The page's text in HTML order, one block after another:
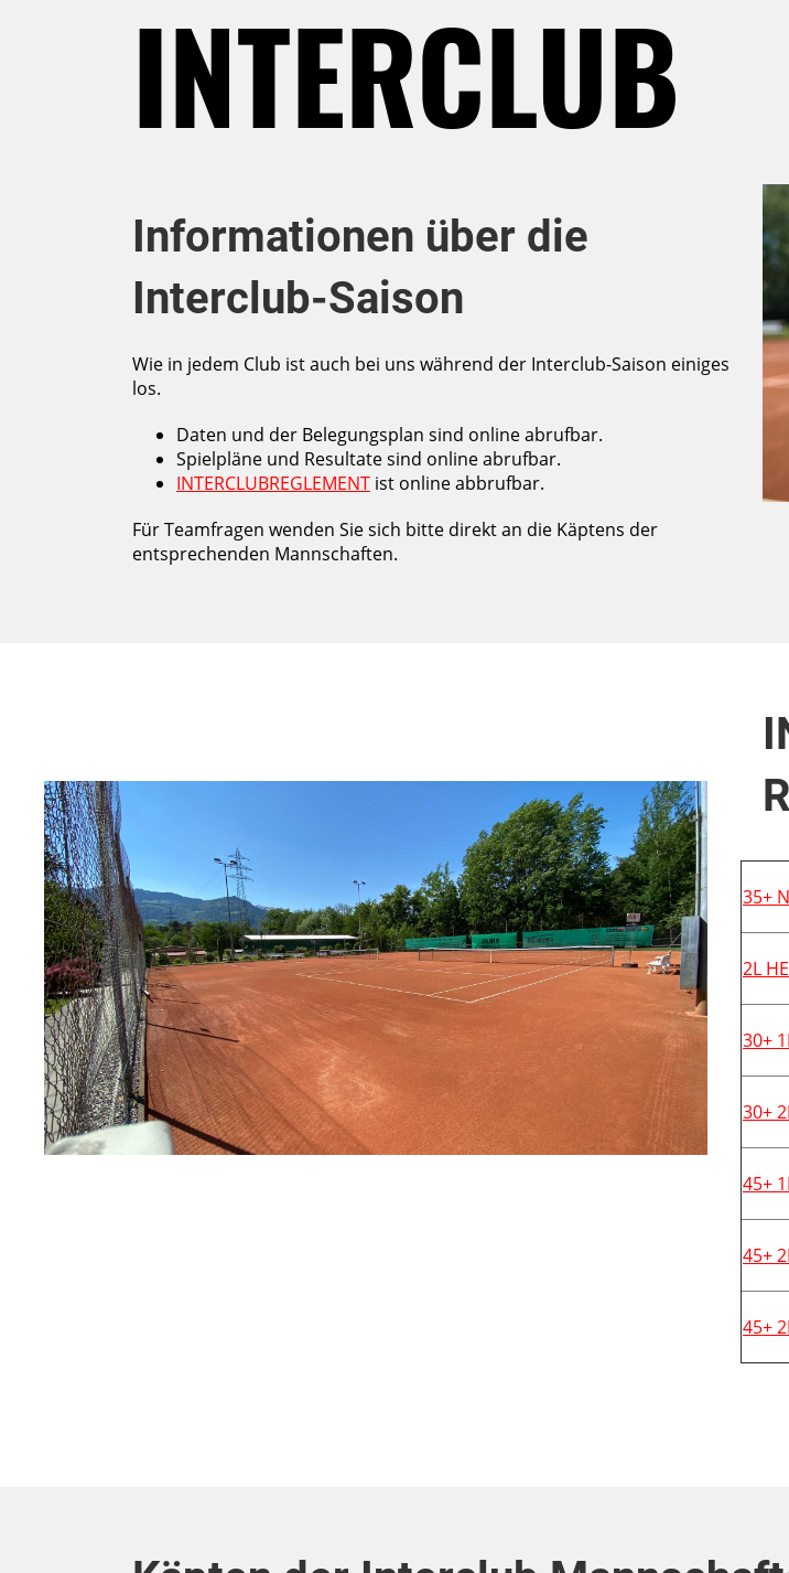
INTERCLUB
Informationen über die
Interclub-Saison
Wie in jedem Club ist auch bei uns während der Interclub-Saison einiges
los.
Daten und der Belegungsplan sind online abrufbar.
Spielpläne und Resultate sind online abrufbar.
INTERCLUBREGLEMENT ist online abbrufbar.
Für Teamfragen wenden Sie sich bitte direkt an die Käptens der
entsprechenden Mannschaften.
35+
2L
30+
30+
45+
45+
45+